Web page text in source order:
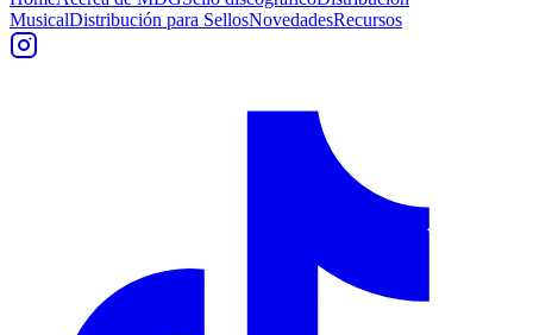
MusicalDistribución para SellosNovedadesRecursos